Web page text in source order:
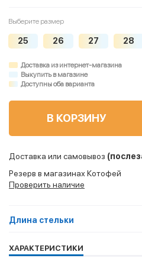
Выберите размер
25 26 27 28
Доставка из интернет-магазина
Выкупить в магазине
Доступны оба варианта
В КОРЗИНУ
Доставка или самовывоз
Резерв в магазинах Котофей
Проверить наличие
Длина стельки
ХАРАКТЕРИСТИКИ